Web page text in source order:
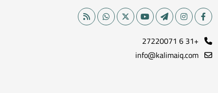
+31 6 27220071
info@kalimaiq.com